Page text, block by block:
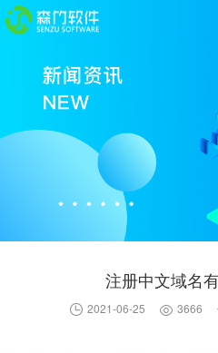
注册中文域名
2021-06-25 3666